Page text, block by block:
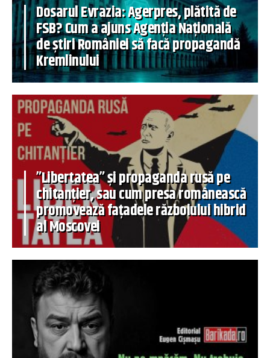
Dosarul Evrazia: Agerpres, plătită de
FSB? Cum a ajuns Agenția Națională
de știri României să facă propagandă
Kremlinului
”Libertatea” și propaganda rusă pe
chitanțier, sau cum presa românească
promovează fațadele războiului hibrid
al Moscovei